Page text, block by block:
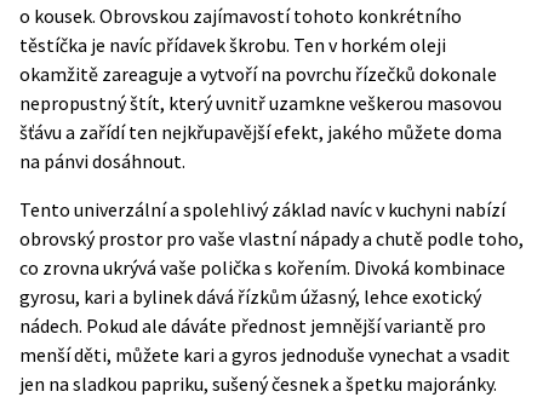
o kousek. Obrovskou zajímavostí tohoto konkrétního
těstíčka je navíc přídavek škrobu. Ten v horkém oleji
okamžitě zareaguje a vytvoří na povrchu řízečků dokonale
nepropustný štít, který uvnitř uzamkne veškerou masovou
šťávu a zařídí ten nejkřupavější efekt, jakého můžete doma
na pánvi dosáhnout.
Tento univerzální a spolehlivý základ navíc v kuchyni nabízí
obrovský prostor pro vaše vlastní nápady a chutě podle toho,
co zrovna ukrývá vaše polička s kořením. Divoká kombinace
gyrosu, kari a bylinek dává řízkům úžasný, lehce exotický
nádech. Pokud ale dáváte přednost jemnější variantě pro
menší děti, můžete kari a gyros jednoduše vynechat a vsadit
jen na sladkou papriku, sušený česnek a špetku majoránky.